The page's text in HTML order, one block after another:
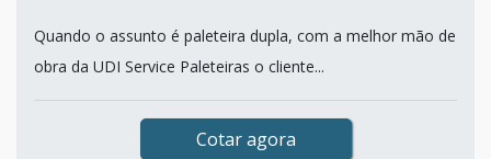
Quando o assunto é paleteira dupla, com a melhor mão de
obra da UDI Service Paleteiras o cliente...
Cotar agora